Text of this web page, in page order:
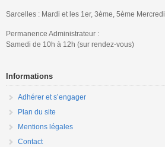
Sarcelles : Mardi et les 1er, 3ème, 5ème Mercredi
Permanence Administrateur :
Samedi de 10h à 12h (sur rendez-vous)
Informations
Adhérer et s’engager
Plan du site
Mentions légales
Contact